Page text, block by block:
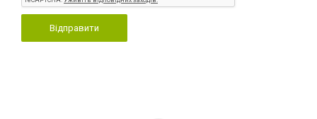
Відправити